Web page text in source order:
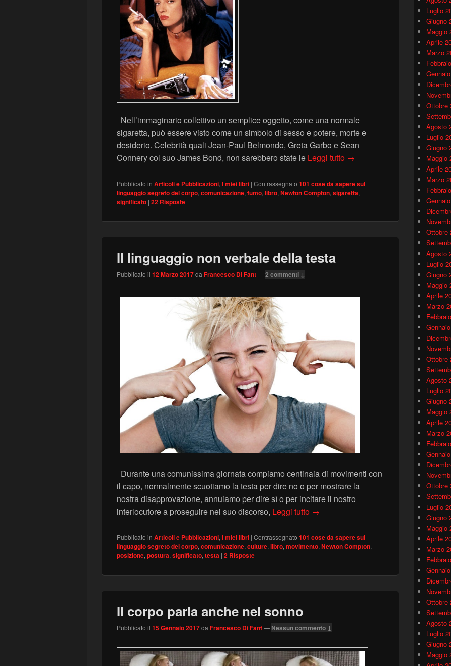
Nell’immaginario collettivo un semplice oggetto, come una normale
sigaretta, può essere visto come un simbolo di sesso e potere, morte e
desiderio. Celebrità quali Jean-Paul Belmondo, Greta Garbo e Sean
Connery col suo James Bond, non sarebbero state le Leggi tutto Sigarette e Linguaggio del
→
Pubblicato in Articoli e Pubblicazioni, I miei libri | Contrassegnato 101 cose da sapere sul
linguaggio segreto del corpo, comunicazione, fumo, libro, Newton Compton, sigaretta,
significato | 22 Risposte
Il linguaggio non verbale della testa
Pubblicato il 12 Marzo 2017da Francesco Di Fant—2 commenti ↓
Durante una comunissima giornata compiamo centinaia di movimenti con
il capo, normalmente scuotiamo la testa per dire no o per mostrare la
nostra disapprovazione, annuiamo per dire sì o per incitare il nostro
interlocutore a proseguire nel suo discorso, Leggi tutto Il linguaggio non verbale della testa
→
Pubblicato in Articoli e Pubblicazioni, I miei libri | Contrassegnato 101 cose da sapere sul
linguaggio segreto del corpo, comunicazione, culture, libro, movimento, Newton Compton,
posizione, postura, significato, testa | 2 Risposte
Il corpo parla anche nel sonno
Pubblicato il 15 Gennaio 2017da Francesco Di Fant— Nessun commento ↓
Luglio
Giugno
Maggio
Aprile
Marzo
Ottobre
Agosto
Luglio
Giugno
Maggio
Aprile
Marzo
Ottobre
Agosto
Luglio
Giugno
Maggio
Aprile
Marzo
Ottobre
Agosto
Luglio
Giugno
Maggio
Aprile
Marzo
Ottobre
Luglio
Giugno
Maggio
Aprile
Marzo
Ottobre
Agosto
Luglio
Giugno
Maggio